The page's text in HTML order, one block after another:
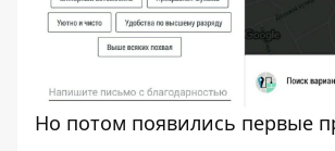
Но потом появились первые